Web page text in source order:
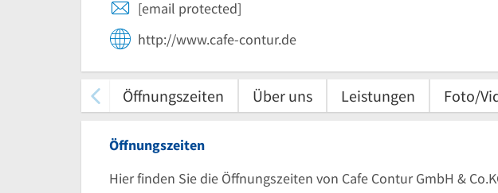
[email protected]
http://www.cafe-contur.de
Öffnungszeiten Über uns Leistungen Foto/
Öffnungszeiten
Hier finden Sie die Öffnungszeiten von Cafe Contur GmbH &